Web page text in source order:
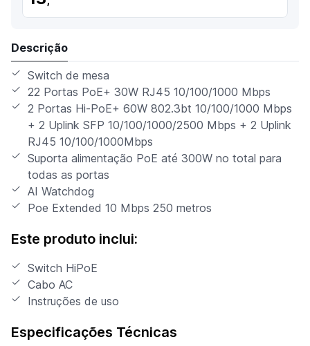
Descrição
Switch de mesa
22 Portas PoE+ 30W RJ45 10/100/1000 Mbps
2 Portas Hi-PoE+ 60W 802.3bt 10/100/1000 Mbps
+ 2 Uplink SFP 10/100/1000/2500 Mbps + 2 Uplink
RJ45 10/100/1000Mbps
Suporta alimentação PoE até 300W no total para
todas as portas
AI Watchdog
Poe Extended 10 Mbps 250 metros
Este produto inclui:
Switch HiPoE
Cabo AC
Instruções de uso
Especificações Técnicas